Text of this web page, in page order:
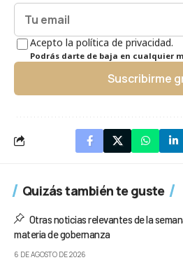
Acepto la política de privacidad.
Podrás darte de baja en cualquier
Suscribirme
Quizás también te guste
Otras noticias relevantes de la
materia de gobernanza
6 DE AGOSTO DE 2026